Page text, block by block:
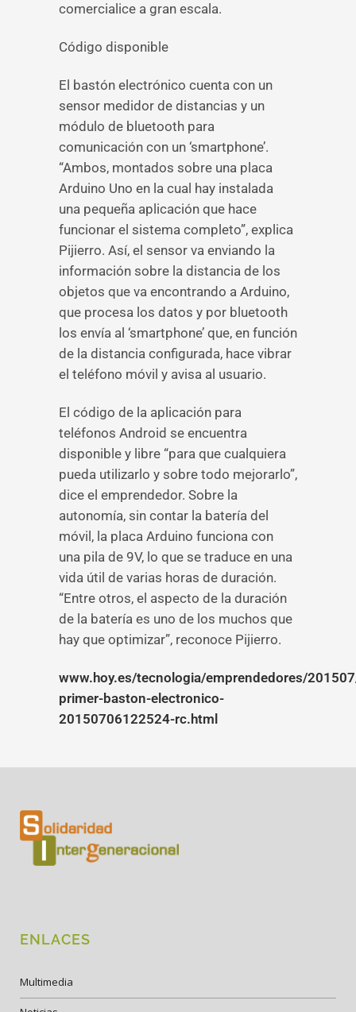
comercialice a gran escala.
Código disponible
El bastón electrónico cuenta con un
sensor medidor de distancias y un
módulo de bluetooth para
comunicación con un ‘smartphone’.
“Ambos, montados sobre una placa
Arduino Uno en la cual hay instalada
una pequeña aplicación que hace
funcionar el sistema completo”, explica
Pijierro. Así, el sensor va enviando la
información sobre la distancia de los
objetos que va encontrando a Arduino,
que procesa los datos y por bluetooth
los envía al ‘smartphone’ que, en función
de la distancia configurada, hace vibrar
el teléfono móvil y avisa al usuario.
El código de la aplicación para
teléfonos Android se encuentra
disponible y libre “para que cualquiera
pueda utilizarlo y sobre todo mejorarlo”,
dice el emprendedor. Sobre la
autonomía, sin contar la batería del
móvil, la placa Arduino funciona con
una pila de 9V, lo que se traduce en una
vida útil de varias horas de duración.
“Entre otros, el aspecto de la duración
de la batería es uno de los muchos que
hay que optimizar”, reconoce Pijierro.
www.hoy.es/tecnologia/emprendedores/
primer-baston-electronico-
20150706122524-rc.html
ENLACES
Multimedia